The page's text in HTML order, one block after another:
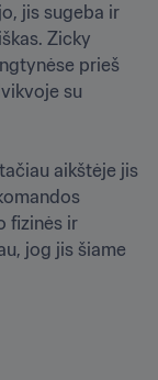
jis sugeba ir
Zicky
prieš
su
aikštėje jis
fizinės ir
jog jis šiame